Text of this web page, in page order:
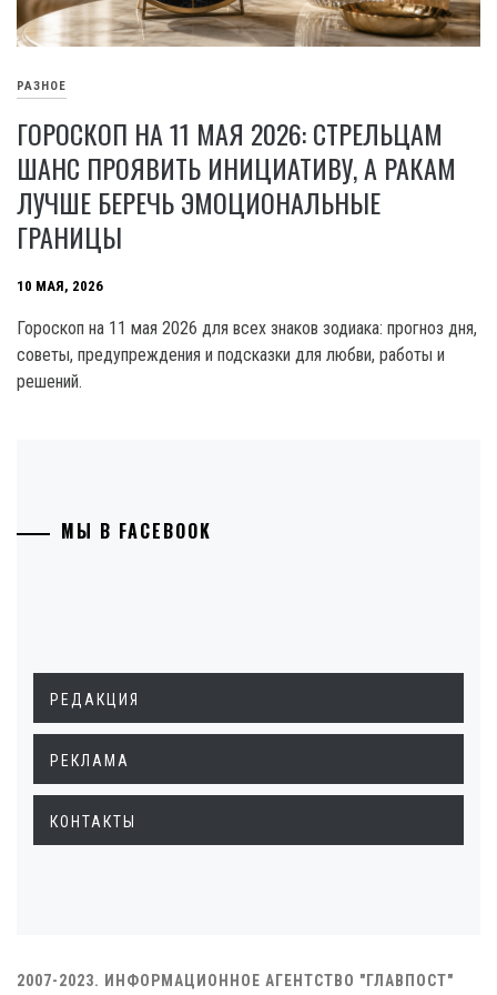
РАЗНОЕ
ГОРОСКОП НА 11 МАЯ 2026: СТРЕЛЬЦАМ
ШАНС ПРОЯВИТЬ ИНИЦИАТИВУ, А РАКАМ
ЛУЧШЕ БЕРЕЧЬ ЭМОЦИОНАЛЬНЫЕ
ГРАНИЦЫ
10 МАЯ, 2026
Гороскоп на 11 мая 2026 для всех знаков зодиака: прогноз дня,
советы, предупреждения и подсказки для любви, работы и
решений.
МЫ В FACEBOOK
РЕДАКЦИЯ
РЕКЛАМА
КОНТАКТЫ
2007-2023. ИНФОРМАЦИОННОЕ АГЕНТСТВО "ГЛАВПОСТ"